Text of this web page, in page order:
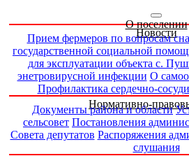
О поселении
Новости
Прием фермеров по вопросам
государственной социальной
для эксплуатации объекта с.
энетровирусной инфекции О
Профилактика сердечно-
Нормативно-
Документы района и области
сельсовет Постановления
Совета депутатов Распоряжения
слушания